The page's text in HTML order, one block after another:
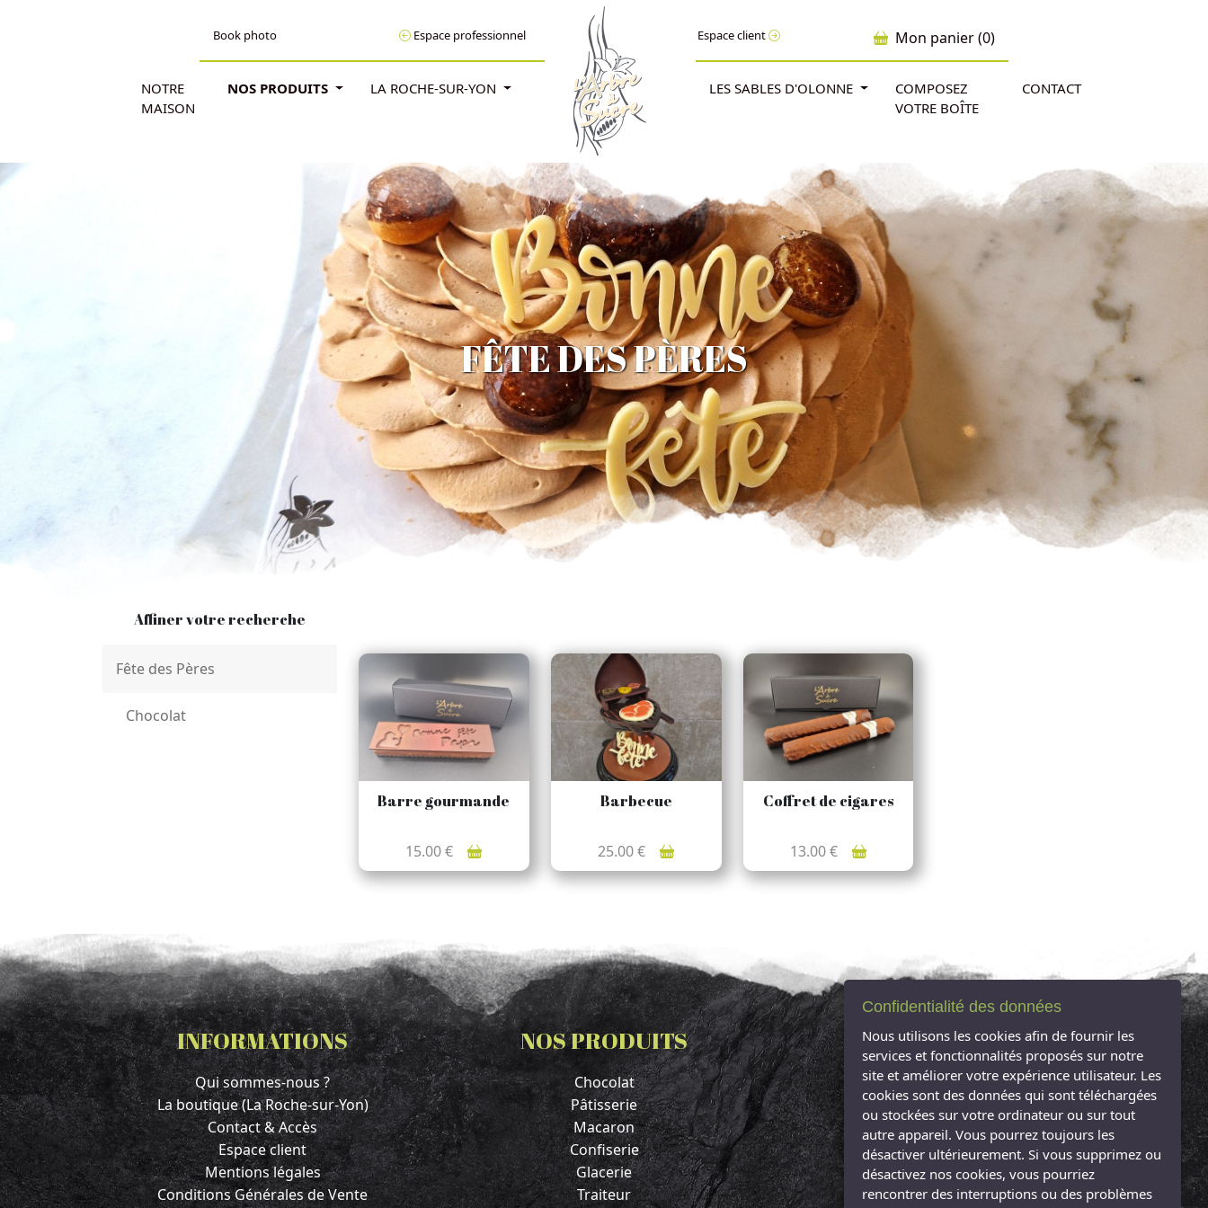
Book photo Espace professionnel Espace client Mon panier (0)
NOTRE
MAISON
NOS PRODUITS LA ROCHE-SUR-YON LES SABLES D'OLONNE
COMPOSEZ
VOTRE BOÎTE
CONTACT
FÊTE DES PÈRES
Affiner votre recherche
Fête des Pères
Chocolat
Barre gourmande
15.00 €
Barbecue
25.00 €
Coffret de cigares
13.00 €
INFORMATIONS
Qui sommes-nous ?
La boutique (La Roche-sur-Yon)
Contact & Accès
Espace client
Mentions légales
Conditions Générales de Vente
NOS PRODUITS
Chocolat
Pâtisserie
Macaron
Confiserie
Glacerie
Traiteur
NOUS CONTACTER
L'Arbre à Sucre
12 Rue Jean Jaurès
85000 La Roche-sur-Yon
Tél : 09 81 18 32 51
Confidentialité des données
Nous utilisons les cookies afin de fournir les
services et fonctionnalités proposés sur notre
site et améliorer votre expérience utilisateur. Les
cookies sont des données qui sont téléchargées
ou stockées sur votre ordinateur ou sur tout
autre appareil. Vous pourrez toujours les
désactiver ultérieurement. Si vous supprimez ou
désactivez nos cookies, vous pourriez
rencontrer des interruptions ou des problèmes